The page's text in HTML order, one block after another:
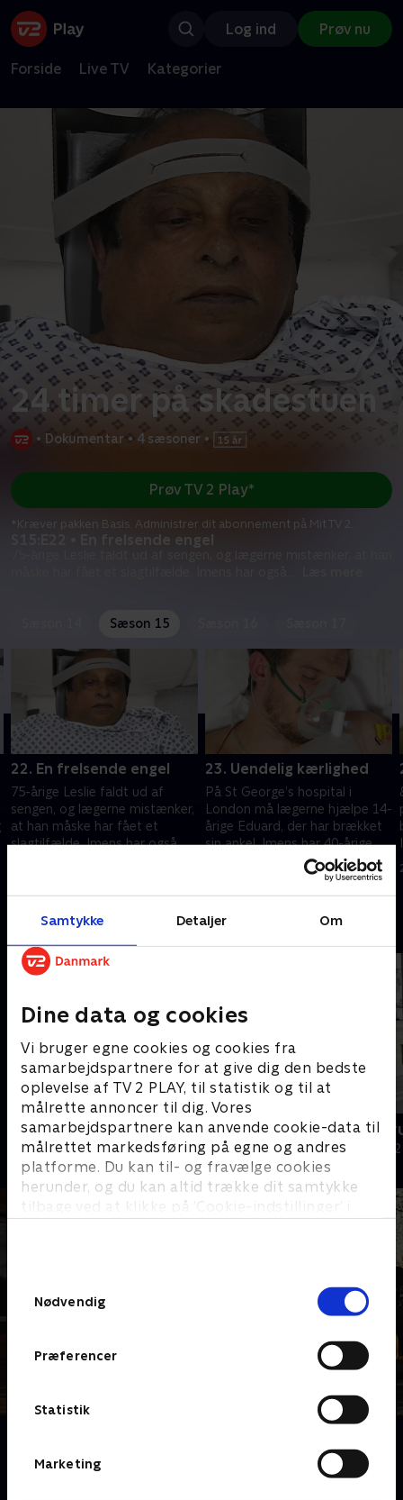
Samtykke Detaljer Om
Dine data og cookies
Vi bruger egne cookies og cookies fra
samarbejdspartnere for at give dig den bedste
oplevelse af TV 2 PLAY, til statistik og til at
målrette annoncer til dig. Vores
samarbejdspartnere kan anvende cookie-data til
målrettet markedsføring på egne og andres
platforme. Du kan til- og fravælge cookies
herunder, og du kan altid trække dit samtykke
tilbage ved at klikke på ’Cookie-indstillinger’ i
Nødvendig
Præferencer
Statistik
Marketing
Log ind Prøv nu
Forside Live TV Kategorier
24 timer på skadestuen
• Dokumentar • 4 sæsoner •
S15:E22 • En frelsende engel
Prøv TV 2 Play*
*Kræver pakken Basis. Administrer dit abonnement på Mit TV 2.
Sæson 15
22. En frelsende engel
75-årige Leslie faldt ud af
sengen, og lægerne mistænker,
at han måske har fået et
slagtilfælde. Imens har også
23. Uendelig kærlighed
På St George’s hospital i
London må lægerne hjælpe 14-
årige Eduard, der har brækket
sin ankel. Imens har 40-årige
Paula faretruende lavt
24. august 2022 • 46 min
Andre så også
Grænsepatruljen Australien
Dokumentar • 4 sæsoner Dokumentar •
Skadestuen St. George, der ligger i det sydvestlige
London, er en af Englands travleste. Her kan du